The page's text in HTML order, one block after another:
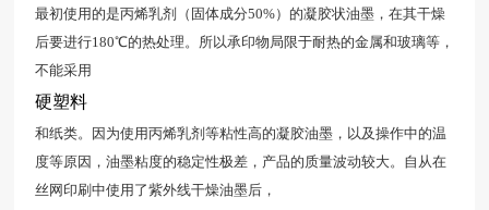
最初使用的是丙烯乳剂（固体成分50%）的凝胶状油墨，在其干燥
后要进行180℃的热处理。所以承印物局限于耐热的金属和玻璃等，
不能采用
硬塑料
和纸类。因为使用丙烯乳剂等粘性高的凝胶油墨，以及操作中的温
度等原因，油墨粘度的稳定性极差，产品的质量波动较大。自从在
丝网印刷中使用了紫外线干燥油墨后，